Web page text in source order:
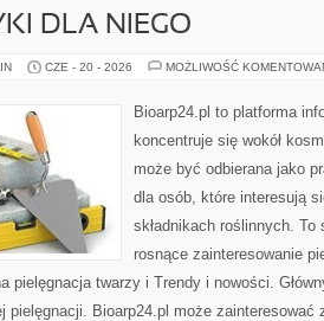
DLA NIEGO
CZE - 20 - 2026 MOŻLIWOŚĆ
Bioarp24.pl to platforma
koncentruje się wokół
może być odbierana jako
dla osób, które interesują
składnikach roślinnych.
rosnące zainteresowanie
pielęgnacja twarzy i Trendy i nowości.
pielęgnacji. Bioarp24.pl może zainteresować